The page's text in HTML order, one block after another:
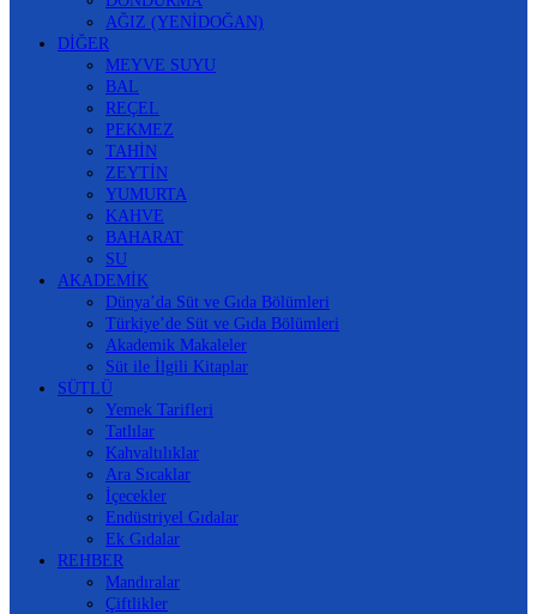
AĞIZ (YENİDOĞAN)
DİĞER
MEYVE SUYU
BAL
REÇEL
PEKMEZ
TAHİN
ZEYTİN
YUMURTA
KAHVE
BAHARAT
SU
AKADEMİK
Dünya’da Süt ve Gıda Bölümleri
Türkiye’de Süt ve Gıda Bölümleri
Akademik Makaleler
Süt ile İlgili Kitaplar
SÜTLÜ
Yemek Tarifleri
Tatlılar
Kahvaltılıklar
Ara Sıcaklar
İçecekler
Endüstriyel Gıdalar
Ek Gıdalar
REHBER
Mandıralar
Çiftlikler